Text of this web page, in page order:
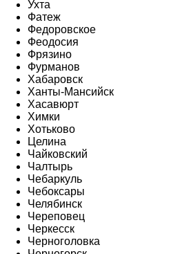
Ухта
Фатеж
Федоровское
Феодосия
Фрязино
Фурманов
Хабаровск
Ханты-Мансийск
Хасавюрт
Химки
Хотьково
Целина
Чайковский
Чалтырь
Чебаркуль
Чебоксары
Челябинск
Череповец
Черкесск
Черноголовка